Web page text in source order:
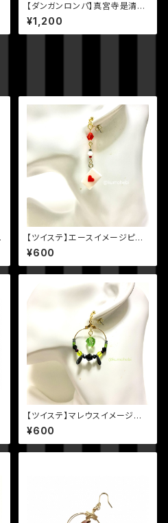
【ダンガンロンパ】真宮寺是清イ
メージアクセサリー
¥1,200
【ツイステ】エースイメージピア
ス
¥600
【ツイステ】マレウスイメージピ
アス
¥600